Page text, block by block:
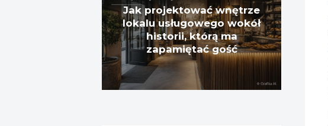
Jak projektować wnętrze
lokalu usługowego wokół
historii, którą ma
zapamiętać gość